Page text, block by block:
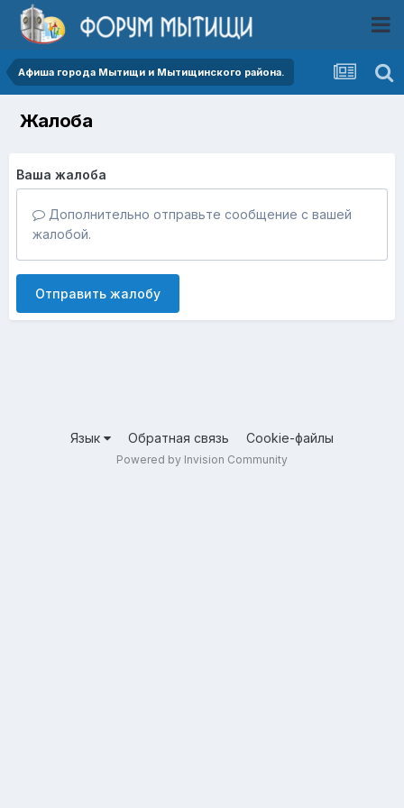
Афиша города Мытищи и Мытищинского района.
Жалоба
Ваша жалоба
Дополнительно отправьте сообщение с вашей
жалобой.
Отправить жалобу
Язык Обратная связь Cookie-файлы
Powered by Invision Community